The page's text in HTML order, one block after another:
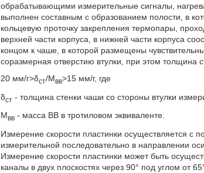
обрабатывающими измерительные сигналы,
выполнен составным с образованием полости, в
кольцевую проточку закрепления термопары,
верхней части корпуса, в нижней части корпуса
концом к чаше, в которой размещены
соразмерная отверстию втулки, при этом
20 мм/г>δст/Мвв>15 мм/г, где
δст - толщина стенки чаши со стороны втулки
Мвв - масса ВВ в тротиловом эквиваленте.
Измерение скорости пластинки осуществляется с
измерительной последовательно в направлении
Измерение скорости пластинки может быть
каналы в двух плоскостях через 90° под углом от